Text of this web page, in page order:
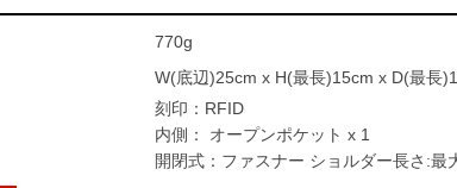
770g
W(底辺)25cm x H(最長)15cm x D(最長
刻印：RFID
内側： オープンポケット x 1
開閉式：ファスナー ショルダー長さ: